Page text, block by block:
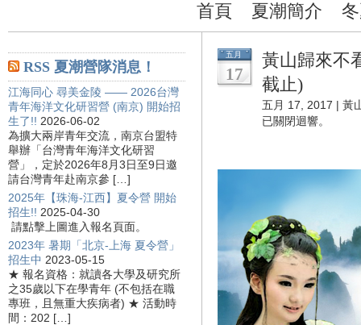
首頁 夏潮簡介
RSS 夏潮營隊消息！
江海同心 尋美金陵 —— 2026台灣
青年海洋文化研習營 (南京) 開始招
生了!! 2026-06-02
為擴大兩岸青年交流，南京台盟特
舉辦「台灣青年海洋文化研習
營」，定於2026年8月3日至9日邀
請台灣青年赴南京參 […]
2025年【珠海-江西】夏令營 開始
招生!! 2025-04-30
請點擊上圖進入報名頁面。
2023年 暑期「北京-上海 夏令營」
招生中 2023-05-15
★ 報名資格：就讀各大學及研究所
之35歲以下在學青年 (不包括在職
專班，且無重大疾病者) ★ 活動時
間：202 […]
五月
17
黃山歸來不
截止)
五月 17, 2017 | 黃
已關閉迴響。